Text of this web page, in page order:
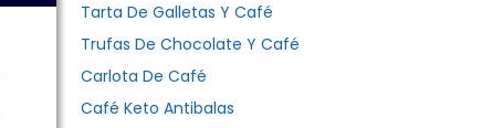
Tarta De Galletas Y Café
Trufas De Chocolate Y Café
Carlota De Café
Café Keto Antibalas